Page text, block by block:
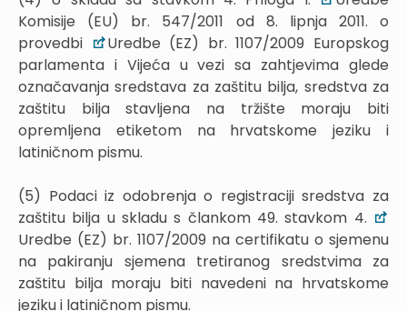
Komisije (EU) br. 547/2011 od 8. lipnja 2011. o
provedbi
Uredbe (EZ) br. 1107/2009 Europskog
parlamenta i Vijeća u vezi sa zahtjevima glede
označavanja sredstava za zaštitu bilja, sredstva za
zaštitu bilja stavljena na tržište moraju biti
opremljena etiketom na hrvatskome jeziku i
latiničnom pismu.
(5) Podaci iz odobrenja o registraciji sredstva za
zaštitu bilja u skladu s člankom 49. stavkom 4.
Uredbe (EZ) br. 1107/2009 na certifikatu o sjemenu
na pakiranju sjemena tretiranog sredstvima za
zaštitu bilja moraju biti navedeni na hrvatskome
jeziku i latiničnom pismu.